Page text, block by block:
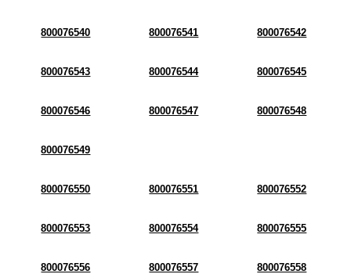
800076540 800076541 800076542
800076543 800076544 800076545
800076546 800076547 800076548
800076549
800076550 800076551 800076552
800076553 800076554 800076555
800076556 800076557 800076558